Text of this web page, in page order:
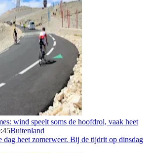
wind speelt soms de hoofdrol, vaak heet
Buitenland
dag heet zomerweer. Bij de tijdrit op dinsdag